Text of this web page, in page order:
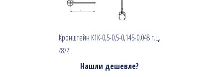
Кронштейн К1К-0,5-0,5-0,145-0,048 г.ц.
4872
Нашли дешевле?